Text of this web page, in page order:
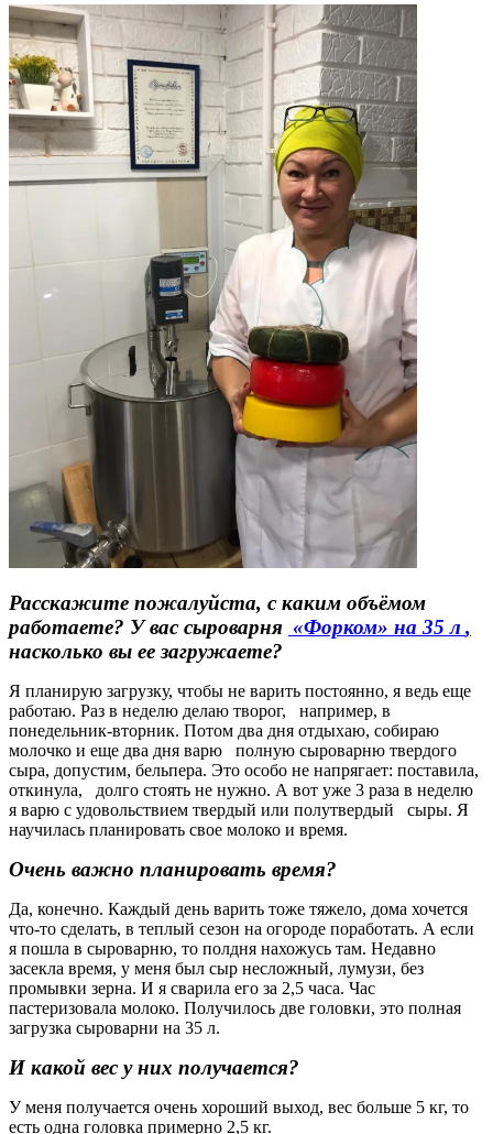
Расскажите пожалуйста, с каким объёмом
работаете? У вас сыроварня «Форком» на 35 л ,
насколько вы ее загружаете?
Я планирую загрузку, чтобы не варить постоянно, я ведь еще
работаю. Раз в неделю делаю творог, например, в
понедельник-вторник. Потом два дня отдыхаю, собираю
молочко и еще два дня варю полную сыроварню твердого
сыра, допустим, бельпера. Это особо не напрягает: поставила,
откинула, долго стоять не нужно. А вот уже 3 раза в неделю
я варю с удовольствием твердый или полутвердый сыры. Я
научилась планировать свое молоко и время.
Очень важно планировать время?
Да, конечно. Каждый день варить тоже тяжело, дома хочется
что-то сделать, в теплый сезон на огороде поработать. А если
я пошла в сыроварню, то полдня нахожусь там. Недавно
засекла время, у меня был сыр несложный, лумузи, без
промывки зерна. И я сварила его за 2,5 часа. Час
пастеризовала молоко. Получилось две головки, это полная
загрузка сыроварни на 35 л.
И какой вес у них получается?
У меня получается очень хороший выход, вес больше 5 кг, то
есть одна головка примерно 2,5 кг.